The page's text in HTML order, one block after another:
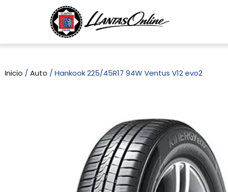
Inicio / Auto / Hankook 225/45R17 94W Ventus V12 evo2